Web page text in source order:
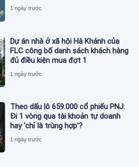
1 ngày trước
Dự án nhà ở xã hội Hà Khánh của
FLC công bố danh sách khách hàng
đủ điều kiện mua đợt 1
1 ngày trước
Theo dấu lô 659.000 cổ phiếu PNJ:
Đi 1 vòng qua tài khoản tự doanh
hay 'chỉ là trùng hợp'?
1 ngày trước